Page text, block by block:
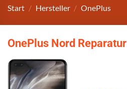
Start / Hersteller / OnePlus
OnePlus Nord Reparatur